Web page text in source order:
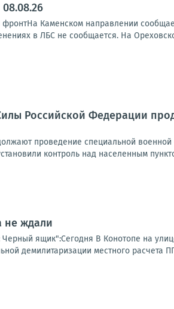
фронтНа Каменском направлении
в ЛБС не сообщается. На
Российской Федерации
проведение специальной
контроль над населенным
не ждали
ящик":Сегодня В Конотопе на
демилитаризации местного расчета